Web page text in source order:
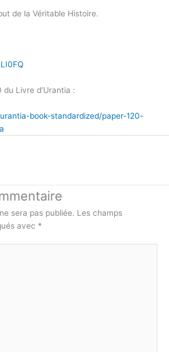
de la Véritable Histoire.
du Livre d’Urantia :
book-standardized/paper-120-
sera pas publiée. Les champs
avec *